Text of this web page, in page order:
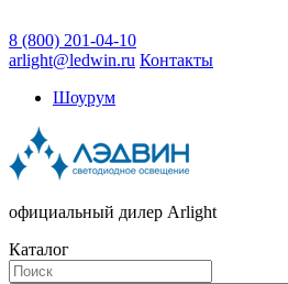
8 (800) 201-04-10
arlight@ledwin.ru Контакты
Шоурум
официальный дилер Arlight
Каталог